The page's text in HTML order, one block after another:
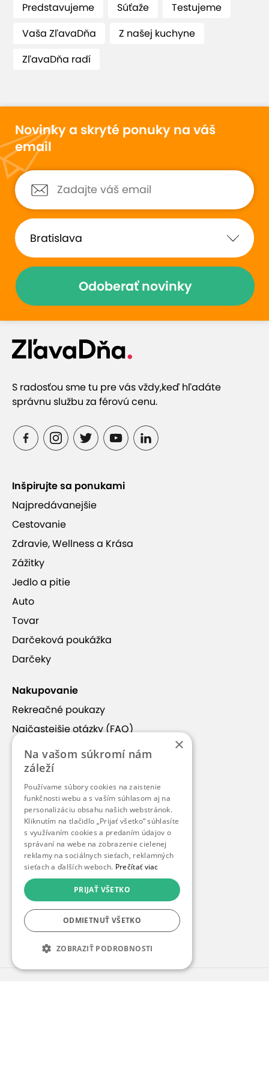
Predstavujeme
Súťaže
Testujeme
Vaša ZľavaDňa
Z našej kuchyne
ZľavaDňa radí
Novinky a skryté ponuky na váš
email
Odoberať novinky
S radosťou sme tu pre vás vždy,keď hľadáte
správnu službu za férovú cenu.
Inšpirujte sa ponukami
Najpredávanejšie
Cestovanie
Zdravie, Wellness a Krása
Zážitky
Jedlo a pitie
Auto
Tovar
Darčeková poukážka
Darčeky
Nakupovanie
Rekreačné poukazy
Najčastejšie otázky (FAQ)
Obchodné podmienky
Prihlásenie do newsletterov
Pripísanie kreditu z poukazu
ZľavaDňa
Náš príbeh
Kontakt
Kariéra
Blog
Pre médiá
Pre partnerov
×
Na vašom súkromí nám
záleží
Používame súbory cookies na zaistenie
funkčnosti webu a s vaším súhlasom aj na
personalizáciu obsahu našich webstránok.
Kliknutím na tlačidlo „Prijať všetko“ súhlasíte
s využívaním cookies a predaním údajov o
správaní na webe na zobrazenie cielenej
reklamy na sociálnych sieťach, reklamných
sieťach a ďalších weboch. Prečítať viac
PRIJAŤ VŠETKO
ODMIETNUŤ VŠETKO
ZOBRAZIŤ PODROBNOSTI